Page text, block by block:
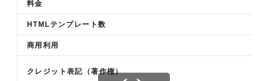
料金
HTMLテンプレート数
商用利用
クレジット表記（著作権）